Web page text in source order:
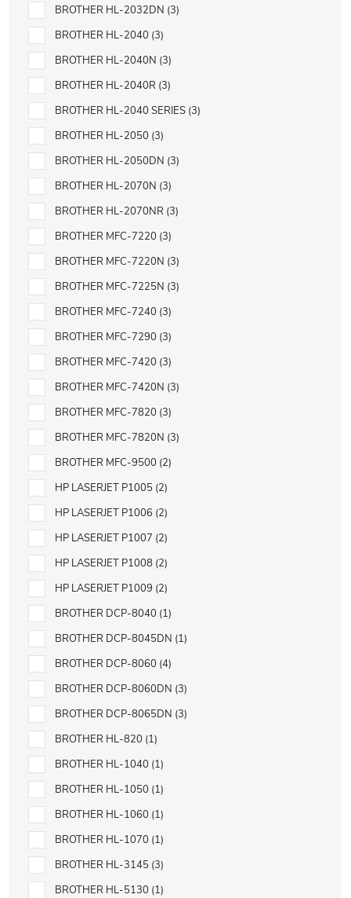
BROTHER HL-2032DN 3
BROTHER HL-2040 3
BROTHER HL-2040N 3
BROTHER HL-2040R 3
BROTHER HL-2040 SERIES 3
BROTHER HL-2050 3
BROTHER HL-2050DN 3
BROTHER HL-2070N 3
BROTHER HL-2070NR 3
BROTHER MFC-7220 3
BROTHER MFC-7220N 3
BROTHER MFC-7225N 3
BROTHER MFC-7240 3
BROTHER MFC-7290 3
BROTHER MFC-7420 3
BROTHER MFC-7420N 3
BROTHER MFC-7820 3
BROTHER MFC-7820N 3
BROTHER MFC-9500 2
HP LASERJET P1005 2
HP LASERJET P1006 2
HP LASERJET P1007 2
HP LASERJET P1008 2
HP LASERJET P1009 2
BROTHER DCP-8040 1
BROTHER DCP-8045DN 1
BROTHER DCP-8060 4
BROTHER DCP-8060DN 3
BROTHER DCP-8065DN 3
BROTHER HL-820 1
BROTHER HL-1040 1
BROTHER HL-1050 1
BROTHER HL-1060 1
BROTHER HL-1070 1
BROTHER HL-3145 3
BROTHER HL-5130 1